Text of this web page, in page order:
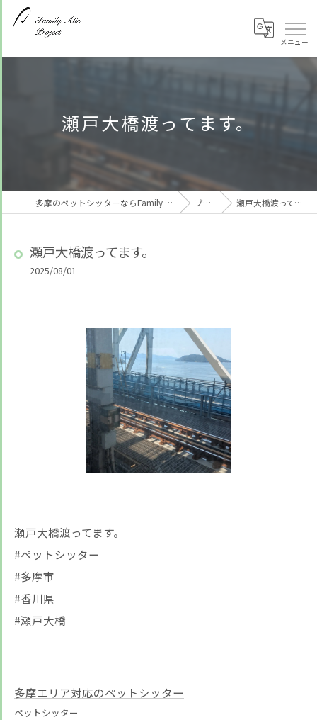
瀬戸大橋渡ってます。
多摩のペットシッターならFamily Alis Project ブログ 瀬戸大橋渡ってます。
瀬戸大橋渡ってます。
2025/08/01
瀬戸大橋渡ってます。
#ペットシッター
#多摩市
#香川県
#瀬戸大橋
多摩エリア対応のペットシッター
ペットシッター